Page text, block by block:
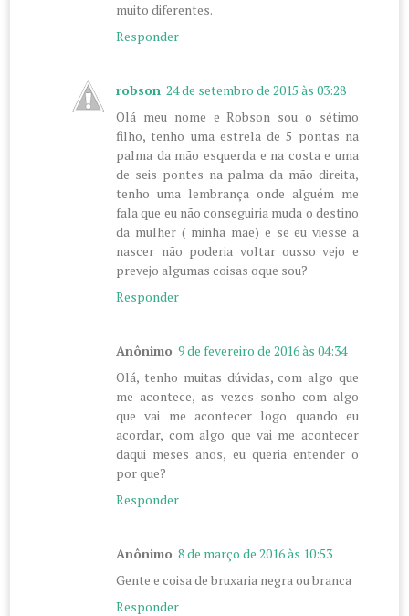
muito diferentes.
Responder
robson 24 de setembro de 2015 às 03:28
Olá meu nome e Robson sou o sétimo
filho, tenho uma estrela de 5 pontas na
palma da mão esquerda e na costa e uma
de seis pontes na palma da mão direita,
tenho uma lembrança onde alguém me
fala que eu não conseguiria muda o destino
da mulher ( minha mãe) e se eu viesse a
nascer não poderia voltar ousso vejo e
prevejo algumas coisas oque sou?
Responder
Anônimo 9 de fevereiro de 2016 às 04:34
Olá, tenho muitas dúvidas, com algo que
me acontece, as vezes sonho com algo
que vai me acontecer logo quando eu
acordar, com algo que vai me acontecer
daqui meses anos, eu queria entender o
por que?
Responder
Anônimo 8 de março de 2016 às 10:53
Gente e coisa de bruxaria negra ou branca
Responder